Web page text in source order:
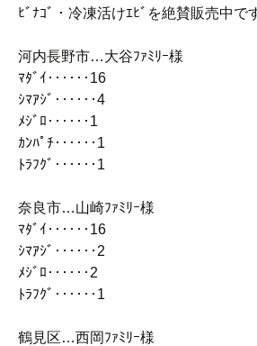
ﾋﾞﾅｺﾞ・冷凍活けｴﾋﾞを絶賛販売中で
河内長野市…大谷ﾌｧﾐﾘｰ様
ﾏﾀﾞｲ‥‥‥16
ｼﾏｱｼﾞ‥‥‥4
ﾒｼﾞﾛ‥‥‥1
ｶﾝﾊﾟﾁ‥‥‥1
ﾄﾗﾌｸﾞ‥‥‥1
奈良市…山崎ﾌｧﾐﾘｰ様
ﾏﾀﾞｲ‥‥‥16
ｼﾏｱｼﾞ‥‥‥2
ﾒｼﾞﾛ‥‥‥2
ﾄﾗﾌｸﾞ‥‥‥1
鶴見区…西岡ﾌｧﾐﾘｰ様